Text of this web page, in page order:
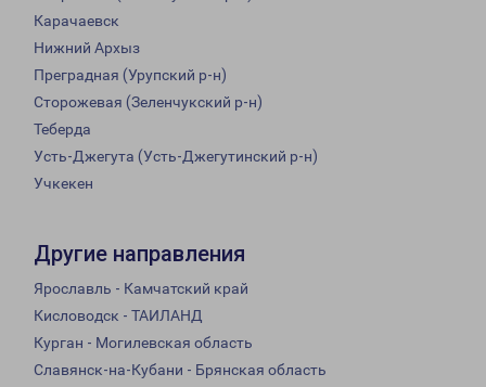
Карачаевск
Нижний Архыз
Преградная (Урупский р-н)
Сторожевая (Зеленчукский р-н)
Теберда
Усть-Джегута (Усть-Джегутинский р-н)
Учкекен
Другие направления
Ярославль - Камчатский край
Кисловодск - ТАИЛАНД
Курган - Могилевская область
Славянск-на-Кубани - Брянская область